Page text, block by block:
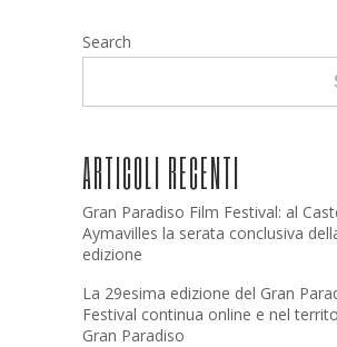
Search
ARTICOLI RECENTI
Gran Paradiso Film Festival: al
Aymavilles la serata conclusiva
edizione
La 29esima edizione del Gran
Festival continua online e nel
Gran Paradiso